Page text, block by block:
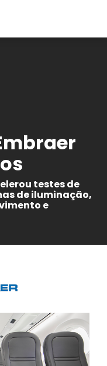
testes de
de iluminação,
e